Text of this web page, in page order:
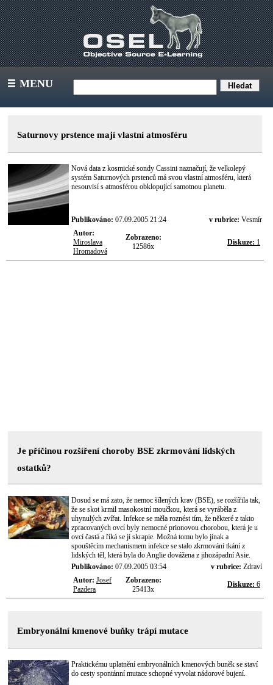
III MENU
Saturnovy prstence mají vlastní atmosféru
Nová data z kosmické sondy Cassini naznačují, že velkolepý
systém Saturnových prstenců má svou vlastní atmosféru, která
nesouvisí s atmosférou obklopující samotnou planetu.
Publikováno: 07.09.2005 21:24 v rubrice: Vesmír
Autor:
Miroslava
Hromadová
Zobrazeno:
12586x
Diskuze: 1
Je příčinou rozšíření choroby BSE zkrmování lidských
ostatků?
Dosud se má zato, že nemoc šílených krav (BSE), se rozšířila tak,
že se skot krmil masokostní moučkou, která se vyráběla z
uhynulých zvířat. Infekce se měla roznést tím, že některé z takto
zpracovaných ovcí byly nemocné prionovou chorobou, která je u
ovcí častá a říká se jí skrapie. Možná tomu bylo jinak a
spouštěcím mechanismem infekce se stalo zkrmování tkání z
lidských těl, která byla do Anglie dovážena z jihozápadní Asie.
Publikováno: 07.09.2005 03:54 v rubrice: Zdraví
Autor: Josef
Pazdera
Zobrazeno:
25413x
Diskuze: 6
Embryonální kmenové buňky trápí mutace
Praktickému uplatnění embryonálních kmenových buněk se staví
do cesty spontánní mutace schopné vyvolat nádorové bujení.